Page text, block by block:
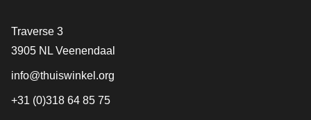
[_General:Contact]
Traverse 3
3905 NL Veenendaal
info@thuiswinkel.org
+31 (0)318 64 85 75